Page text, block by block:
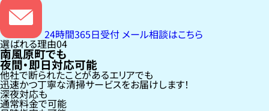
24時間365日受付 メール相談はこちら
選ばれる理由04
南風原町でも
夜間・即日対応可能
他社で断られたことがあるエリアでも
迅速かつ丁寧な清掃サービスをお届けします！
深夜対応も
通常料金で可能